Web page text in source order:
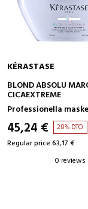
ADD TO
KÉRASTASE
BLOND ABSOLU
CICAEXTREME
Professionella
45,24 € 28% DTO.
Regular price 63,17 €
0 reviews